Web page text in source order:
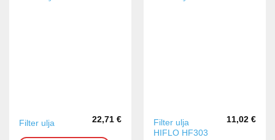
Filter ulja 22,71 €
Filter ulja
HIFLO HF303
11,02 €